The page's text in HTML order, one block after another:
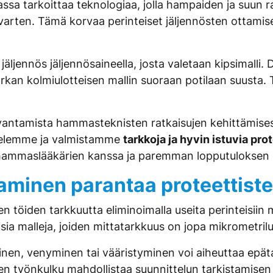
tarkoittaa teknologiaa, jolla hampaiden ja suun
Tämä korvaa perinteiset jäljennösten
jäljennösaineella, josta valetaan kipsimalli.
kolmiulotteisen mallin suoraan potilaan suusta.
hammasteknisten ratkaisujen
ja valmistamme tarkkoja ja hyvin istuvia
kanssa ja paremman lopputuloksen
parantaa
töiden tarkkuutta eliminoimalla useita perinteisiin
malleja, joiden mittatarkkuus on jopa
venyminen tai vääristyminen voi aiheuttaa
työnkulku mahdollistaa suunnittelun